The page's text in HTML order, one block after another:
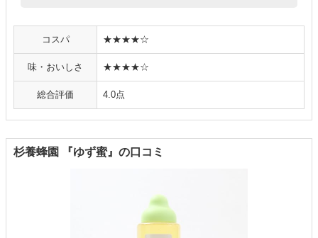
コスパ ★★★★☆
味・おいしさ ★★★★☆
総合評価 4.0点
杉養蜂園 『ゆず蜜』の口コミ